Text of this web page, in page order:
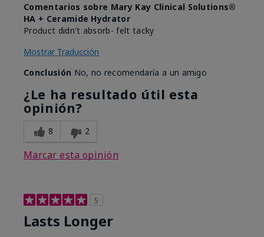
Comentarios sobre Mary Kay Clinical Solutions®
HA + Ceramide Hydrator
Product didn't absorb- felt tacky
Mostrar Traducción
Conclusión No, no recomendaría a un amigo
¿Le ha resultado útil esta
opinión?
8 2
Marcar esta opinión
5
Lasts Longer